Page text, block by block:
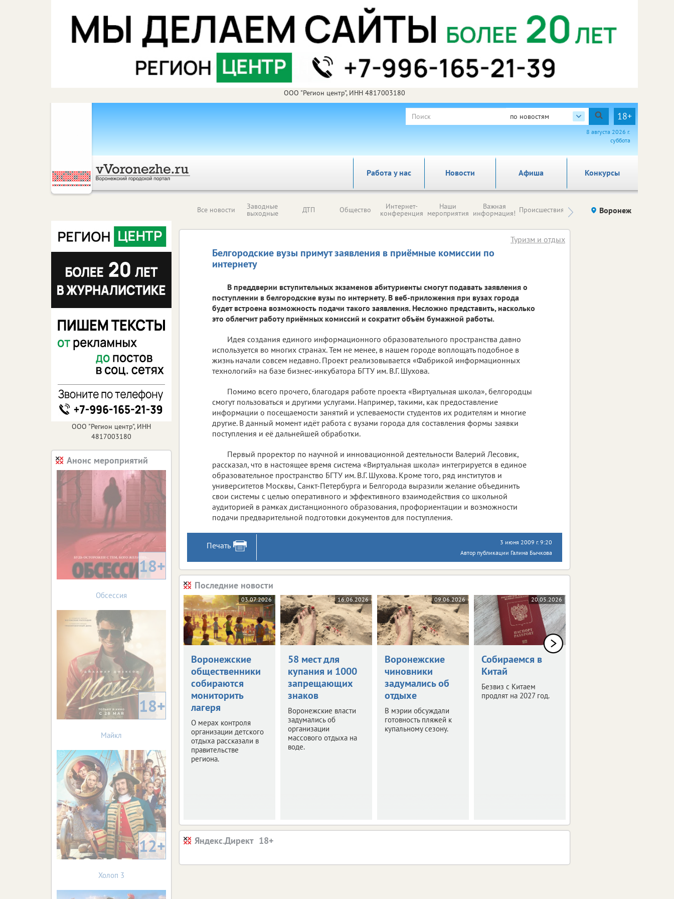
ООО "Регион центр", ИНН 4817003180
по новостям 18+
8 августа 2026 г.
суббота
Работа у нас Новости Афиша Конкурсы
Все новости Заводные
выходные ДТП Общество Интернет-
конференция
Наши
мероприятия
Важная
информация! Происшествия Здоровье компаний (на
Воронеж
Белгородские вузы примут заявления в приёмные комиссии по
интернету
Туризм и отдых
В преддверии вступительных экзаменов абитуриенты смогут подавать заявления о
поступлении в белгородские вузы по интернету. В веб-приложения при вузах города
будет встроена возможность подачи такого заявления. Несложно представить, насколько
это облегчит работу приёмных комиссий и сократит объём бумажной работы.
Идея создания единого информационного образовательного пространства давно
используется во многих странах. Тем не менее, в нашем городе воплощать подобное в
жизнь начали совсем недавно. Проект реализовывается «Фабрикой информационных
технологий» на базе бизнес-инкубатора БГТУ им. В.Г. Шухова.
Помимо всего прочего, благодаря работе проекта «Виртуальная школа», белгородцы
смогут пользоваться и другими услугами. Например, такими, как предоставление
информации о посещаемости занятий и успеваемости студентов их родителям и многие
другие. В данный момент идёт работа с вузами города для составления формы заявки
поступления и её дальнейшей обработки.
Первый проректор по научной и инновационной деятельности Валерий Лесовик,
рассказал, что в настоящее время система «Виртуальная школа» интегрируется в единое
образовательное пространство БГТУ им. В.Г. Шухова. Кроме того, ряд институтов и
университетов Москвы, Санкт-Петербурга и Белгорода выразили желание объединить
свои системы с целью оперативного и эффективного взаимодействия со школьной
аудиторией в рамках дистанционного образования, профориентации и возможности
подачи предварительной подготовки документов для поступления.
Печать
3 июня 2009 г. 9:20
Автор публикации Галина Бычкова
Последние новости
03.07.2026
Воронежские
общественники
собираются
мониторить
лагеря
О мерах контроля
организации детского
отдыха рассказали в
правительстве
региона.
16.06.2026
58 мест для
купания и 1000
запрещающих
знаков
Воронежские власти
задумались об
организации
массового отдыха на
воде.
09.06.2026
Воронежские
чиновники
задумались об
отдыхе
В мэрии обсуждали
готовность пляжей к
купальному сезону.
20.05.2026
Собираемся в
Китай
Безвиз с Китаем
продлят на 2027 год.
Яндекс.Директ
ООО "Регион центр", ИНН
4817003180
Анонс мероприятий
18+
Обсессия
18+
Майкл
12+
Холоп 3